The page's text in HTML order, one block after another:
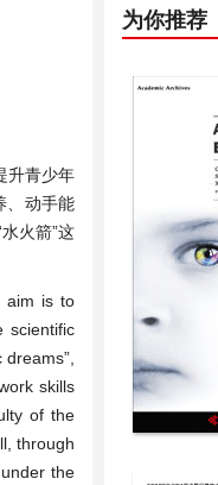
升青少年
、动手能
火箭”这
aim is to
scientific
skills
of the
through
the
为你推荐